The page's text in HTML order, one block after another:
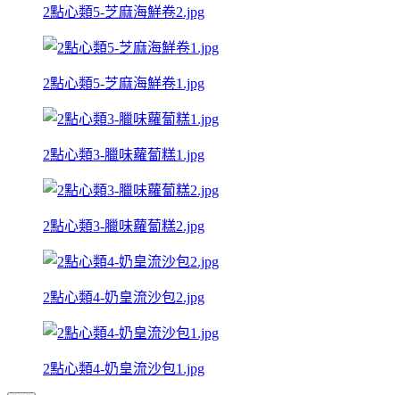
2點心類5-芝麻海鮮卷2.jpg
2點心類5-芝麻海鮮卷1.jpg
2點心類3-臘味蘿蔔糕1.jpg
2點心類3-臘味蘿蔔糕2.jpg
2點心類4-奶皇流沙包2.jpg
2點心類4-奶皇流沙包1.jpg